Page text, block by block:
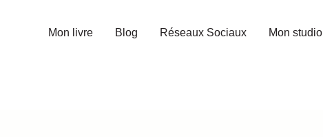
Mon livre Blog Réseaux Sociaux Mon studio